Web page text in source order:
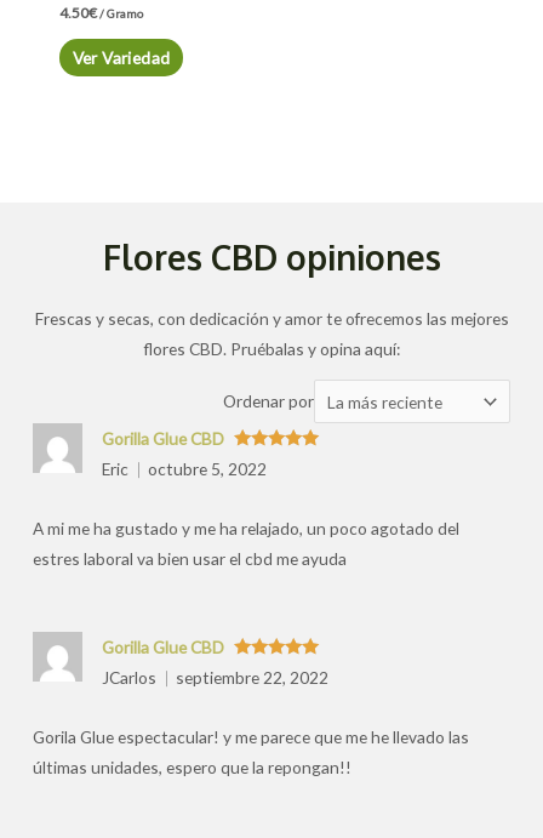
4.50€/ Gramo
Ver Variedad
Flores CBD opiniones
Frescas y secas, con dedicación y amor te ofrecemos las mejores
flores CBD. Pruébalas y opina aquí:
Ordenar por Ordenar
las
Valorado
con
Gorilla Glue CBD
Eric
octubre 5, 2022
A mi me ha gustado y me ha relajado, un poco agotado del
estres laboral va bien usar el cbd me ayuda
Valorado
con5de 5
Gorilla Glue CBD
JCarlos
septiembre 22, 2022
Gorila Glue espectacular! y me parece que me he llevado las
últimas unidades, espero que la repongan!!